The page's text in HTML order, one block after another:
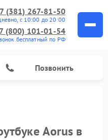
(381) 267-81-50
с 10:00 до 20:00
(800) 101-01-54
бесплатный по РФ
Позвонить
Aorus в